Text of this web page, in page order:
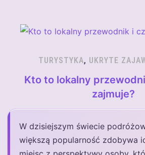
TURYSTYKA, UKRYTE
Kto to lokalny
zajmuje?
W dzisiejszym świecie
większą popularność zdobywa